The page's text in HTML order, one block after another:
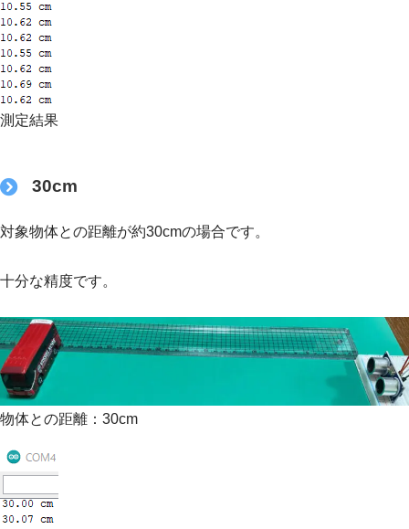
測定結果
30cm
対象物体との距離が約30cmの場合です。
十分な精度です。
物体との距離：30cm